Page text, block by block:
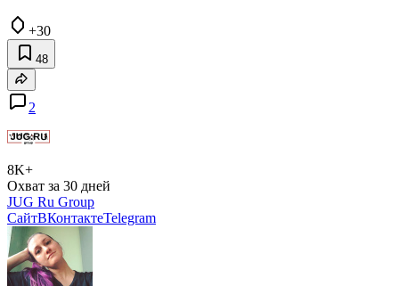
+30
48
2
8K+
Охват за 30 дней
JUG Ru Group
СайтВКонтактеTelegram